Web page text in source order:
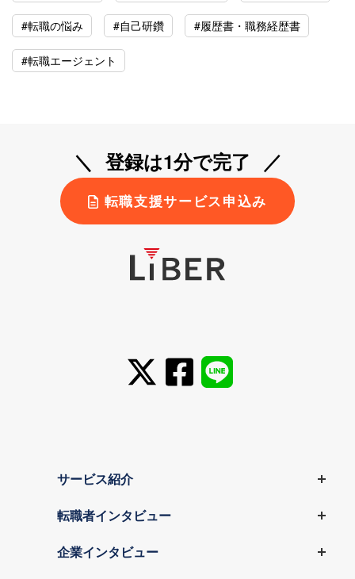
#転職の悩み #自己研鑽 #履歴書・職務経歴書
#転職エージェント
登録は1分で完了
転職支援サービス申込み
サービス紹介
転職者インタビュー
企業インタビュー